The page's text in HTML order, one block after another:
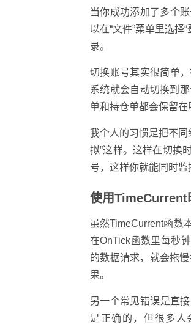
当你成功添加了多个
以在“文件”菜单里选择
录。
切换账号其实很简单
系统就会自动切换到
单和持仓单都会保留在
我个人的习惯是把不同
拟”这样。这样在切换
号，这样你就能同时
使用TimeCurrent
虽然TimeCurrent函数
在OnTick函数里每秒
的数据请求，就会拖
果。
另一个常见错误是直
是正确的，但很多人